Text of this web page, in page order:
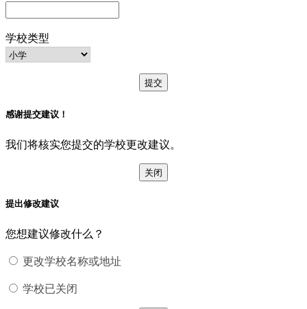
学校类型
提交
感谢提交建议！
我们将核实您提交的学校更改建议。
关闭
提出修改建议
您想建议修改什么？
更改学校名称或地址
学校已关闭